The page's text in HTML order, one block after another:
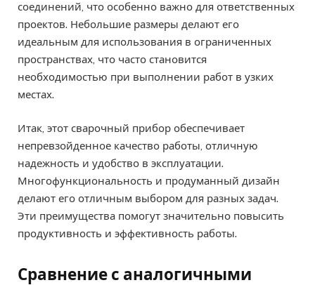
соединений, что особенно важно для ответственных
проектов. Небольшие размеры делают его
идеальным для использования в ограниченных
пространствах, что часто становится
необходимостью при выполнении работ в узких
местах.
Итак, этот сварочный прибор обеспечивает
непревзойденное качество работы, отличную
надежность и удобство в эксплуатации.
Многофункциональность и продуманный дизайн
делают его отличным выбором для разных задач.
Эти преимущества помогут значительно повысить
продуктивность и эффективность работы.
Сравнение с аналогичными